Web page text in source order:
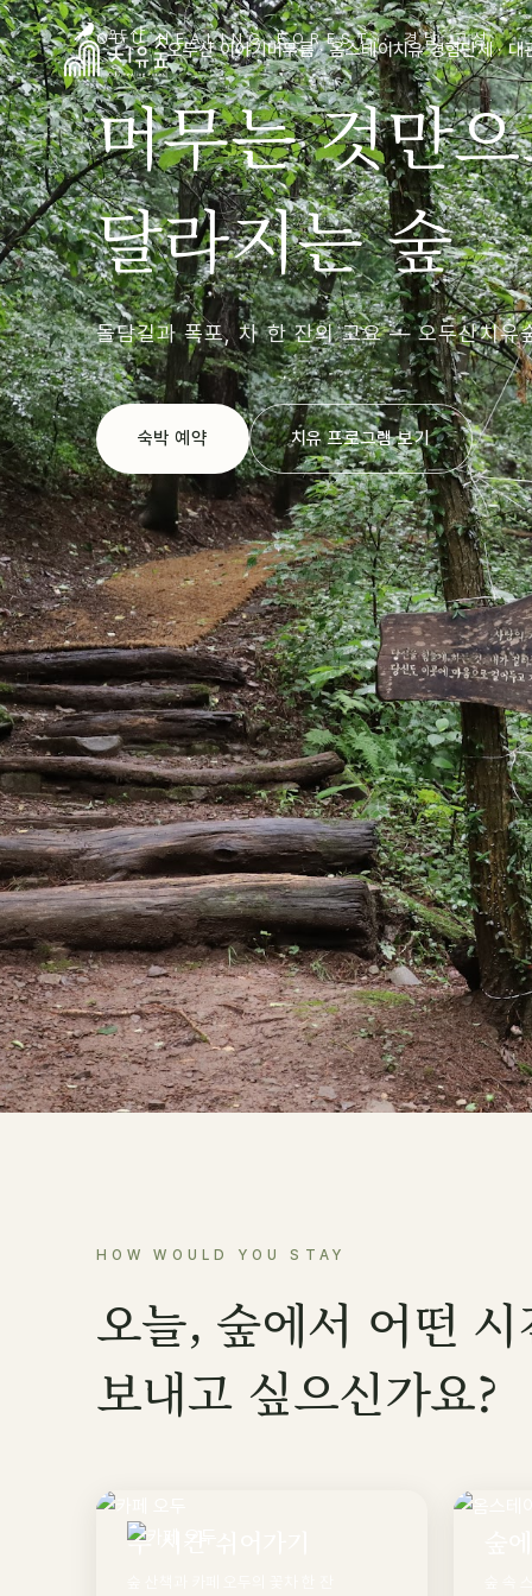
오두산 이야기머무름 · 옴스테이치유 경험단체 · 대
ODU HEALING FOREST · 경남 고성
머무는 것만
달라지는 숲
돌담길과 폭포, 차 한 잔의 고요 — 오두산치유
숙박 예약 치유 프로그램 보기
HOW WOULD YOU STAY
오늘, 숲에서 어떤 시
보내고 싶으신가요?
두 시간 쉬어가기